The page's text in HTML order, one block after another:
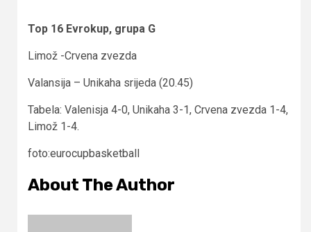
Top 16 Evrokup, grupa G
Limož -Crvena zvezda
Valansija – Unikaha srijeda (20.45)
Tabela: Valenisja 4-0, Unikaha 3-1, Crvena zvezda 1-4,
Limož 1-4.
foto:eurocupbasketball
About The Author